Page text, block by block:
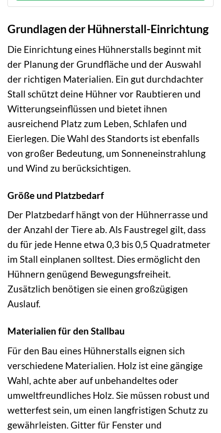
Grundlagen der Hühnerstall-Einrichtung
Die Einrichtung eines Hühnerstalls beginnt mit
der Planung der Grundfläche und der Auswahl
der richtigen Materialien. Ein gut durchdachter
Stall schützt deine Hühner vor Raubtieren und
Witterungseinflüssen und bietet ihnen
ausreichend Platz zum Leben, Schlafen und
Eierlegen. Die Wahl des Standorts ist ebenfalls
von großer Bedeutung, um Sonneneinstrahlung
und Wind zu berücksichtigen.
Größe und Platzbedarf
Der Platzbedarf hängt von der Hühnerrasse und
der Anzahl der Tiere ab. Als Faustregel gilt, dass
du für jede Henne etwa 0,3 bis 0,5 Quadratmeter
im Stall einplanen solltest. Dies ermöglicht den
Hühnern genügend Bewegungsfreiheit.
Zusätzlich benötigen sie einen großzügigen
Auslauf.
Materialien für den Stallbau
Für den Bau eines Hühnerstalls eignen sich
verschiedene Materialien. Holz ist eine gängige
Wahl, achte aber auf unbehandeltes oder
umweltfreundliches Holz. Sie müssen robust und
wetterfest sein, um einen langfristigen Schutz zu
gewährleisten. Gitter für Fenster und